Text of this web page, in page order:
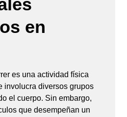
en
es una actividad física
involucra diversos grupos
el cuerpo. Sin embargo,
que desempeñan un